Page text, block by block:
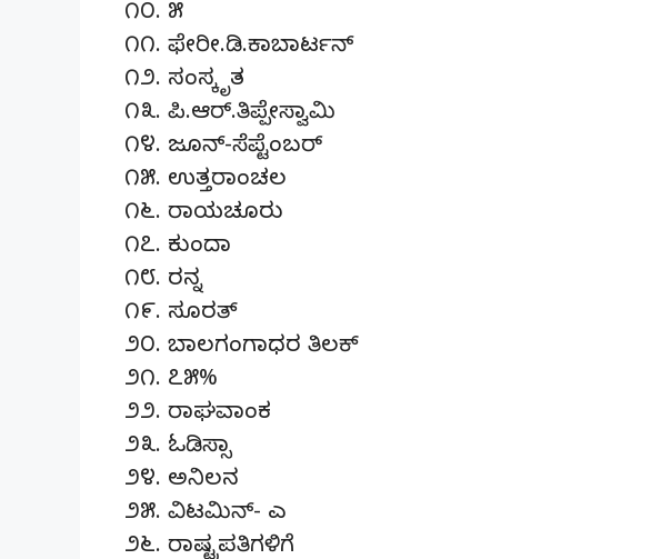
೧೦. ೫
೧೧. ಫೇರೀ.ಡಿ.ಕಾಬಾರ್ಟನ್
೧೨. ಸಂಸ್ಕೃತ
೧೩. ಪಿ.ಆರ್.ತಿಪ್ಪೇಸ್ವಾಮಿ
೧೪. ಜೂನ್-ಸೆಪ್ಟೆಂಬರ್
೧೫. ಉತ್ತರಾಂಚಲ
೧೬. ರಾಯಚೂರು
೧೭. ಕುಂದಾ
೧೮. ರನ್ನ
೧೯. ಸೂರತ್
೨೦. ಬಾಲಗಂಗಾಧರ ತಿಲಕ್
೨೧. ೭೫%
೨೨. ರಾಘವಾಂಕ
೨೩. ಓಡಿಸ್ಸಾ
೨೪. ಅನಿಲನ
೨೫. ವಿಟಮಿನ್- ಎ
೨೬. ರಾಷ್ಟ್ರಪತಿಗಳಿಗೆ